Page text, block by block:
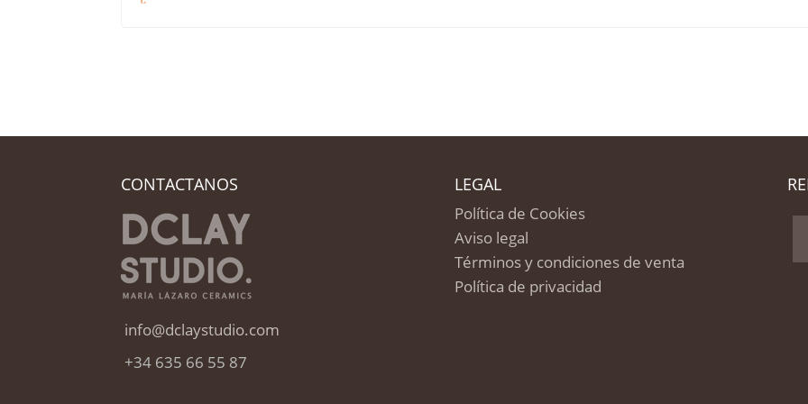
CONTACTANOS
info@dclaystudio.com
+34 635 66 55 87
LEGAL
Política de Cookies
Aviso legal
Términos y condiciones de venta
Política de privacidad